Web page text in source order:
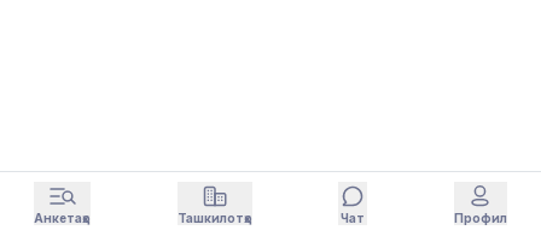
Анкетаҳо Ташкилотҳо Чат Профил